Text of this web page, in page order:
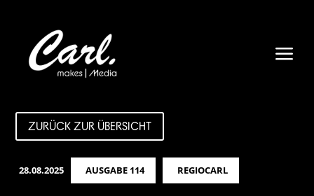
a
ZURÜCK ZUR ÜBERSICHT
28.08.2025 AUSGABE 114 REGIOCARL